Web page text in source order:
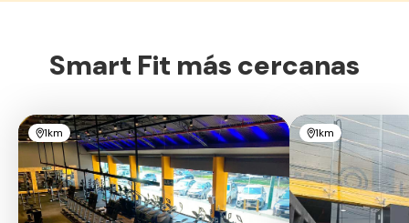
Smart Fit más cercanas
1km 1km